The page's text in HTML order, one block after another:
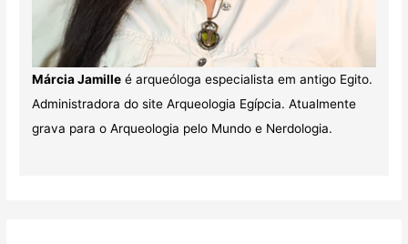
Márcia Jamilleé arqueóloga especialista em antigo Egito.
Administradora do site Arqueologia Egípcia. Atualmente
grava para o Arqueologia pelo Mundo e Nerdologia.